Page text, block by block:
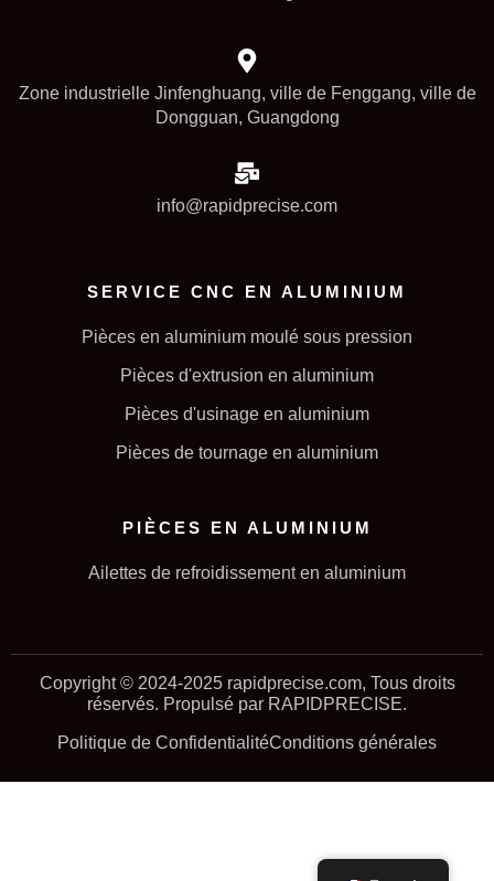
Zone industrielle Jinfenghuang, ville de Fenggang, ville de
Dongguan, Guangdong
info@rapidprecise.com
SERVICE CNC EN ALUMINIUM
Pièces en aluminium moulé sous pression
Pièces d'extrusion en aluminium
Pièces d'usinage en aluminium
Pièces de tournage en aluminium
PIÈCES EN ALUMINIUM
Ailettes de refroidissement en aluminium
Copyright © 2024-2025 rapidprecise.com, Tous droits
réservés. Propulsé par RAPIDPRECISE.
Politique de ConfidentialitéConditions générales